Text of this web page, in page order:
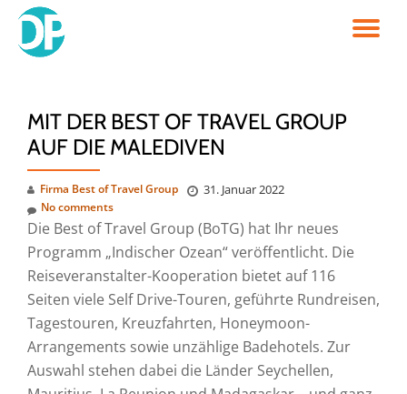
Skip
MIT DER BEST OF TRAVEL GROUP
AUF DIE MALEDIVEN
Firma Best of Travel Group 31. Januar 2022
No comments
Die Best of Travel Group (BoTG) hat Ihr neues
Programm „Indischer Ozean“ veröffentlicht. Die
Reiseveranstalter-Kooperation bietet auf 116
Seiten viele Self Drive-Touren, geführte Rundreisen,
Tagestouren, Kreuzfahrten, Honeymoon-
Arrangements sowie unzählige Badehotels. Zur
Auswahl stehen dabei die Länder Seychellen,